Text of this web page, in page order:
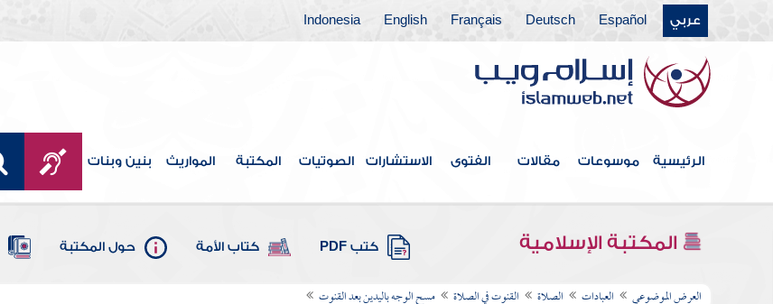
عربي Español
Deutsch
Français
English
Indonesia
الرئيسية موسوعات مقالات الفتوى الاستشارات الصوتيات المكتبة المواريث بنين وبنات
المكتبة الإسلامية كتب PDF كتاب الأمة حول المكتبة
العرض الموضوعي العبادات الصلاة القنوت في الصلاة مسح الوجه باليدين بعد القنوت